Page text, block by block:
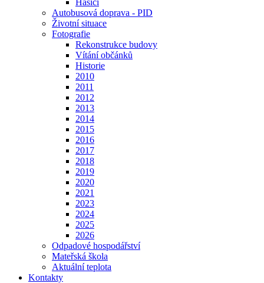
Hasiči
Autobusová doprava - PID
Životní situace
Fotografie
Rekonstrukce budovy
Vítání občánků
Historie
2010
2011
2012
2013
2014
2015
2016
2017
2018
2019
2020
2021
2023
2024
2025
2026
Odpadové hospodářství
Mateřská škola
Aktuální teplota
Kontakty